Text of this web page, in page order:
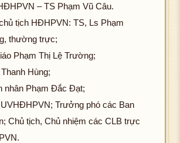
– TS Phạm Vũ Câu.
tịch HĐHPVN: TS, Ls Phạm
thường trực;
Phạm Thị Lệ Trường;
Hùng;
nhân Phạm Đắc Đạt;
Trưởng phó các Ban
Chủ tịch, Chủ nhiệm các CLB trực